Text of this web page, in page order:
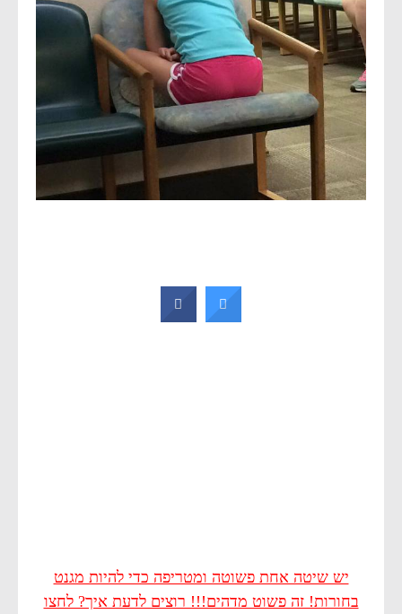
יש שיטה אחת פשוטה ומטריפה כדי להיות מגנט
בחורות! זה פשוט מדהים!!! רוצים לדעת איך? לחצו